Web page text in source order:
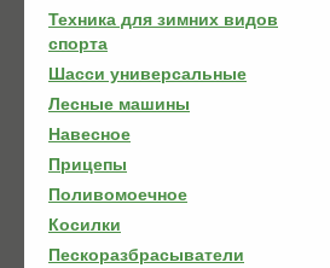
Техника для зимних видов
спорта
Шасси универсальные
Лесные машины
Навесное
Прицепы
Поливомоечное
Косилки
Пескоразбрасыватели